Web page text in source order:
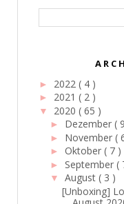
► 2022 ( 4 )
► 2021 ( 2 )
▼ 2020 ( 65 )
► Dezember(
► November(
►Oktober( 7 )
► September(
▼ August( 3 )
[Unboxing]